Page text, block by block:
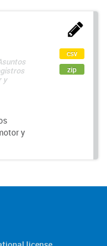
y
y
csv
zip